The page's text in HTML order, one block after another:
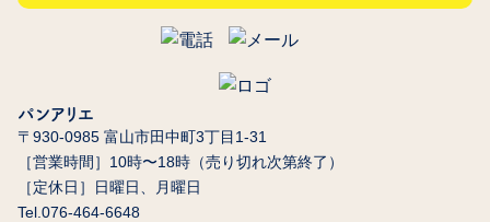
パンアリエ
〒930-0985 富山市田中町3丁目1-31
［営業時間］10時〜18時（売り切れ次第終了）
［定休日］日曜日、月曜日
Tel.076-464-6648